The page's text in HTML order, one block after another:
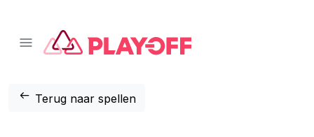
arrow_left_alt Terug naar spellen